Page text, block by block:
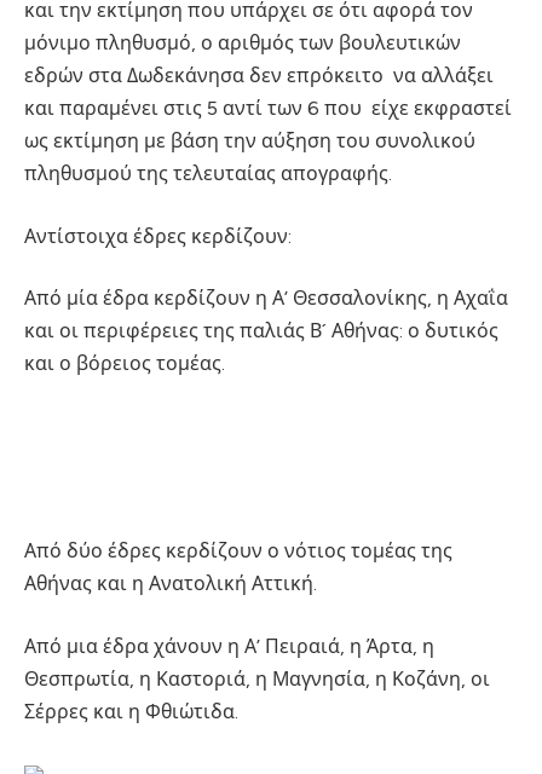
και την εκτίμηση που υπάρχει σε ότι αφορά τον
μόνιμο πληθυσμό, ο αριθμός των βουλευτικών
εδρών στα Δωδεκάνησα δεν επρόκειτο να αλλάξει
και παραμένει στις 5 αντί των 6 που είχε εκφραστεί
ως εκτίμηση με βάση την αύξηση του συνολικού
πληθυσμού της τελευταίας απογραφής.
Αντίστοιχα έδρες κερδίζουν:
Από μία έδρα κερδίζουν η Α’ Θεσσαλονίκης, η Αχαΐα
και οι περιφέρειες της παλιάς Β´ Αθήνας: ο δυτικός
και ο βόρειος τομέας.
Από δύο έδρες κερδίζουν ο νότιος τομέας της
Αθήνας και η Ανατολική Αττική.
Από μια έδρα χάνουν η Α’ Πειραιά, η Άρτα, η
Θεσπρωτία, η Καστοριά, η Μαγνησία, η Κοζάνη, οι
Σέρρες και η Φθιώτιδα.